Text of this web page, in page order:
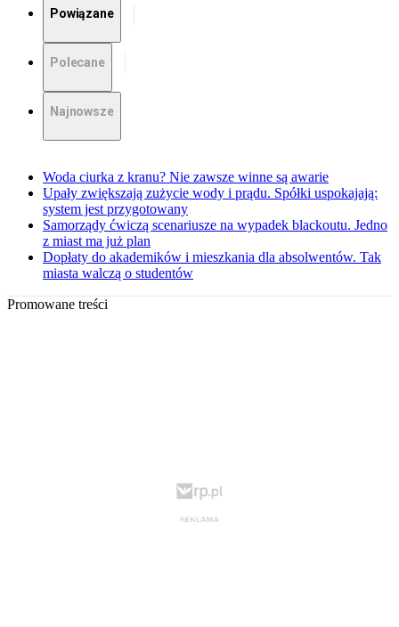
Powiązane
Polecane
Najnowsze
Woda ciurka z kranu? Nie zawsze winne są awarie
Upały zwiększają zużycie wody i prądu. Spółki uspokajają:
system jest przygotowany
Samorządy ćwiczą scenariusze na wypadek blackoutu. Jedno
z miast ma już plan
Dopłaty do akademików i mieszkania dla absolwentów. Tak
miasta walczą o studentów
Promowane treści